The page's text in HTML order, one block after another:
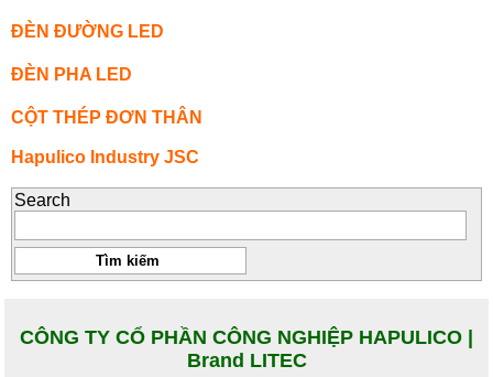
ĐÈN ĐƯỜNG LED
ĐÈN PHA LED
CỘT THÉP ĐƠN THÂN
Hapulico Industry JSC
Search
CÔNG TY CỔ PHẦN CÔNG NGHIỆP HAPULICO |
Brand LITEC